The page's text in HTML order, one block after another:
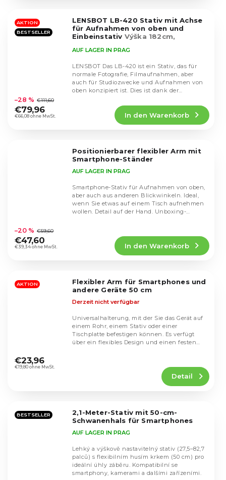
Sternen.
AKTION
BESTSELLER
LENSBOT LB-420 Stativ mit Achse
für Aufnahmen von oben und
Einbeinstativ Výška 182cm,
durchschnittliche
Produktbewertung
ist
AUF LAGER IN PRAG
€66,08 ohne MwSt.
–28 % €111,60
€79,96
In den Warenkorb
LENSBOT Das LB-420 ist ein Stativ, das für
normale Fotografie, Filmaufnahmen, aber
auch für Studiozwecke und Aufnahmen von
oben konzipiert ist. Dies ist dank der
Positionierbarer flexibler Arm mit
Smartphone-Ständer
durchschnittliche
Produktbewertung
ist
Sternen.
AUF LAGER IN PRAG
€39,34 ohne MwSt.
–20 % €59,60
€47,60
In den Warenkorb
Smartphone-Stativ für Aufnahmen von oben,
aber auch aus anderen Blickwinkeln. Ideal,
wenn Sie etwas auf einem Tisch aufnehmen
wollen. Detail auf der Hand. Unboxing-
AKTION
Flexibler Arm für Smartphones und
andere Geräte 50 cm
durchschnittliche
Produktbewertung
Sternen.
Derzeit nicht verfügbar
€19,80 ohne MwSt.
€23,96
Detail
Universalhalterung, mit der Sie das Gerät auf
einem Rohr, einem Stativ oder einer
Tischplatte befestigen können. Es verfügt
über ein flexibles Design und einen festen
BESTSELLER
2,1-Meter-Stativ mit 50-cm-
Schwanenhals für Smartphones
AUF LAGER IN PRAG
Lehký a výškově nastavitelný stativ (27,5–82,7
palců) s flexibilním husím krkem (50 cm) pro
ideální úhly záběru. Kompatibilní se
smartphony, kamerami a dalšími zařízeními.